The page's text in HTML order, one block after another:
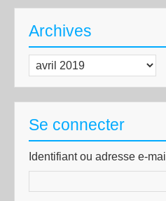
Archives
Archives
Se connecter
Identifiant ou adresse e-mail